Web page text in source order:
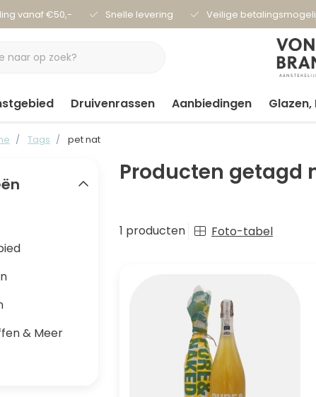
vanaf €50,- Snelle levering Veilige
Druivenrassen Aanbiedingen
Tags pet nat
Producten getagd
1 producten Foto-tabel
& Meer